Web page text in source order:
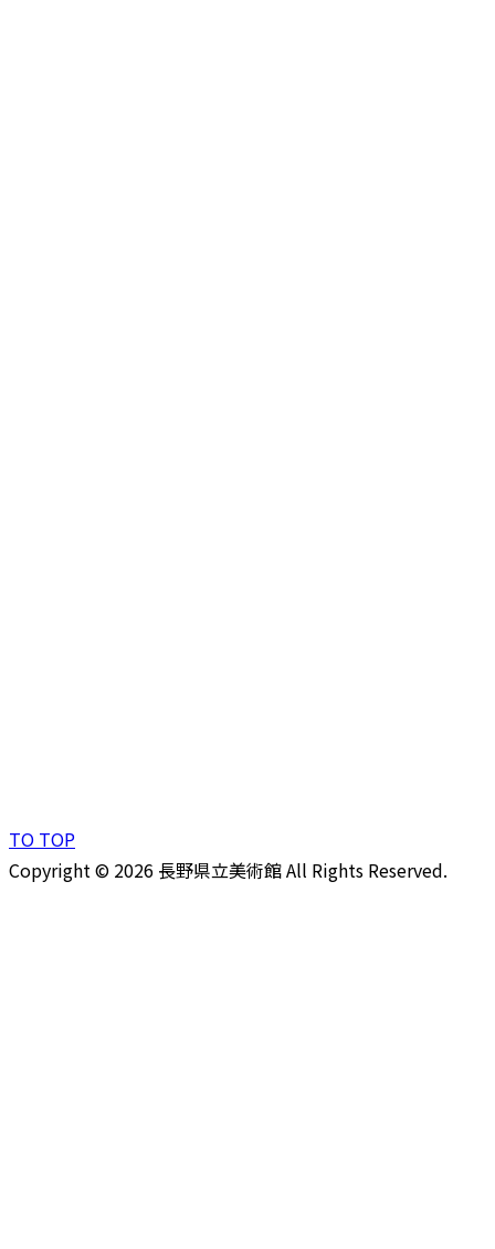
TO TOP
Copyright © 2026 長野県立美術館 All Rights Reserved.